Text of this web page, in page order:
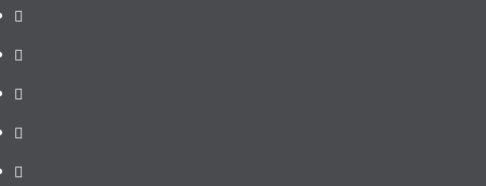
Facebook
YouTube
Telegram
Instagram
Twitter